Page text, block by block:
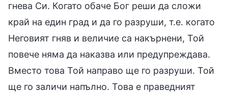
гнева Си. Когато обаче Бог реши да сложи
край на един град и да го разруши, т.е. когато
Неговият гняв и величие са накърнени, Той
повече няма да наказва или предупреждава.
Вместо това Той направо ще го разруши. Той
ще го заличи напълно. Това е праведният